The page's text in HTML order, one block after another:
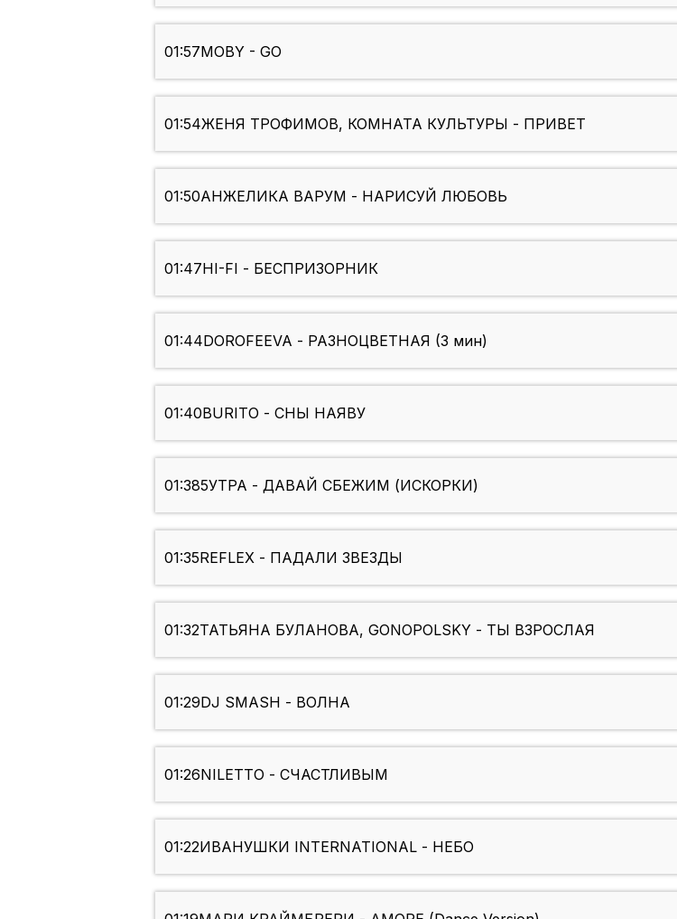
01:57MOBY - GO
01:54ЖЕНЯ ТРОФИМОВ, КОМНАТА КУЛЬТУРЫ - ПРИВЕТ
01:50АНЖЕЛИКА ВАРУМ - НАРИСУЙ ЛЮБОВЬ
01:47HI-FI - БЕСПРИЗОРНИК
01:44DOROFEEVA - РАЗНОЦВЕТНАЯ (3 мин)
01:40BURITO - СНЫ НАЯВУ
01:385УТРА - ДАВАЙ СБЕЖИМ (ИСКОРКИ)
01:35REFLEX - ПАДАЛИ ЗВЕЗДЫ
01:32ТАТЬЯНА БУЛАНОВА, GONOPOLSKY - ТЫ ВЗРОСЛАЯ
01:29DJ SMASH - ВОЛНА
01:26NILETTO - СЧАСТЛИВЫМ
01:22ИВАНУШКИ INTERNATIONAL - НЕБО